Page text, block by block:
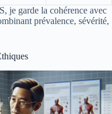
je garde la cohérence avec
prévalence, sévérité,